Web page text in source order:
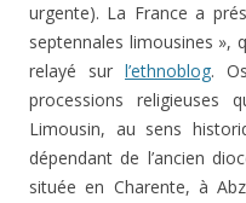
urgente). La France a
septennales limousines »,
relayé sur l’ethnoblog.
processions
Limousin, au sens
dépendant de l’ancien
située en Charente, à